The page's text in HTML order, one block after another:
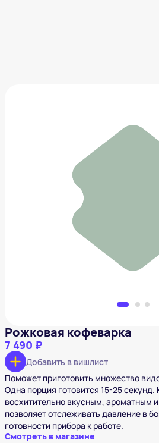
Рожковая кофеварка
7 490 ₽
Добавить в вишлист
Поможет приготовить множество
Одна порция готовится 15-25 секунд.
восхитительно вкусным, ароматным
позволяет отслеживать давление в
готовности прибора к работе.
Смотреть в магазине